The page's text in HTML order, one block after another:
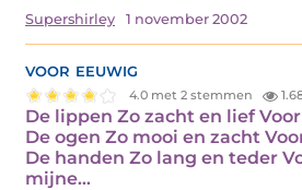
Supershirley 1 november 2002
voor eeuwig
4.0 met 2 stemmen
De lippen Zo zacht en lief
De ogen Zo mooi en zacht
De handen Zo lang en teder
mijne…